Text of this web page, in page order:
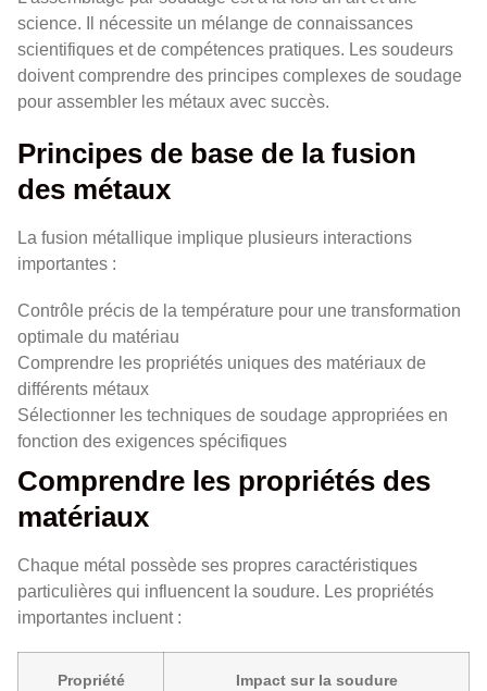
science. Il nécessite un mélange de connaissances
scientifiques et de compétences pratiques. Les soudeurs
doivent comprendre des principes complexes de soudage
pour assembler les métaux avec succès.
Principes de base de la fusion
des métaux
La fusion métallique implique plusieurs interactions
importantes :
Contrôle précis de la température pour une transformation
optimale du matériau
Comprendre les propriétés uniques des matériaux de
différents métaux
Sélectionner les techniques de soudage appropriées en
fonction des exigences spécifiques
Comprendre les propriétés des
matériaux
Chaque métal possède ses propres caractéristiques
particulières qui influencent la soudure. Les propriétés
importantes incluent :
Propriété Impact sur la soudure